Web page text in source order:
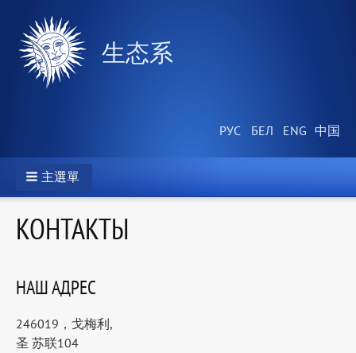
生态系
主選單
КОНТАКТЫ
НАШ АДРЕС
246019，戈梅利,
圣 苏联104